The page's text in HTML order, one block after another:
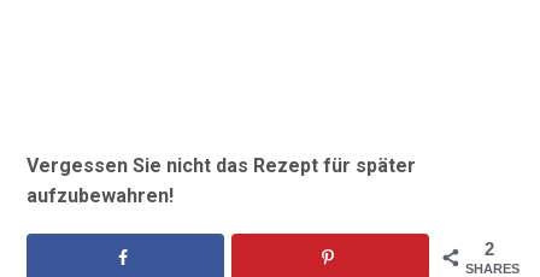
Vergessen Sie nicht das Rezept für später
aufzubewahren!
2
SHARES